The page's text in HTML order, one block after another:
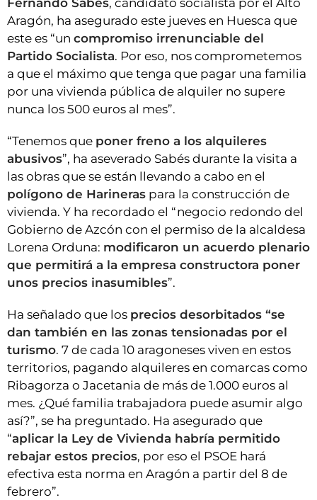
Fernando Sabés, candidato socialista por el Alto
Aragón, ha asegurado este jueves en Huesca que
este es “un compromiso irrenunciable del
Partido Socialista. Por eso, nos comprometemos
a que el máximo que tenga que pagar una familia
por una vivienda pública de alquiler no supere
nunca los 500 euros al mes”.
“Tenemos que poner freno a los alquileres
abusivos”, ha aseverado Sabés durante la visita a
las obras que se están llevando a cabo en el
polígono de Harineras para la construcción de
vivienda. Y ha recordado el “negocio redondo del
Gobierno de Azcón con el permiso de la alcaldesa
Lorena Orduna: modificaron un acuerdo plenario
que permitirá a la empresa constructora poner
unos precios inasumibles”.
Ha señalado que los precios desorbitados “se
dan también en las zonas tensionadas por el
turismo. 7 de cada 10 aragoneses viven en estos
territorios, pagando alquileres en comarcas como
Ribagorza o Jacetania de más de 1.000 euros al
mes. ¿Qué familia trabajadora puede asumir algo
así?”, se ha preguntado. Ha asegurado que
“aplicar la Ley de Vivienda habría permitido
rebajar estos precios, por eso el PSOE hará
efectiva esta norma en Aragón a partir del 8 de
febrero”.